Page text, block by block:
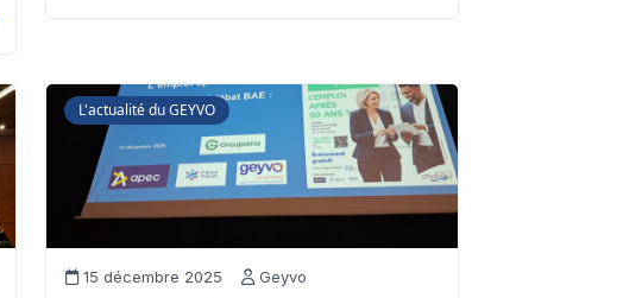
L'actualité du GEYVO
15 décembre 2025 Geyvo